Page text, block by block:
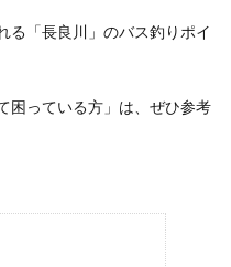
る「長良川」のバス釣りポイ
困っている方」は、ぜひ参考